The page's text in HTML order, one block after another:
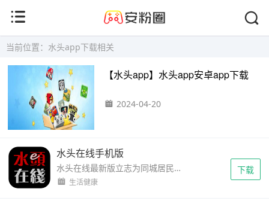
当前位置：水头app下载相关
【水头app】水头app安卓app下载
2024-04-20
水头在线手机版
水头在线最新版立志为同城居民打造的可以发布/查找房屋出租信息、便捷招聘找工作、获取新闻等多种服务集结为一体的生活服务app，只需在一个app内就能满足用户不同的使用需求，大...
生活健康
下载